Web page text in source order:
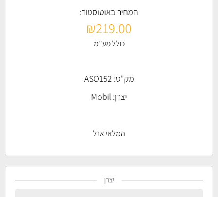
המחיר באוטוסטור:
₪219.00
כולל מע''מ
מק"ט: ASO152
יצרן: Mobil
המלאי אזל
יצרן